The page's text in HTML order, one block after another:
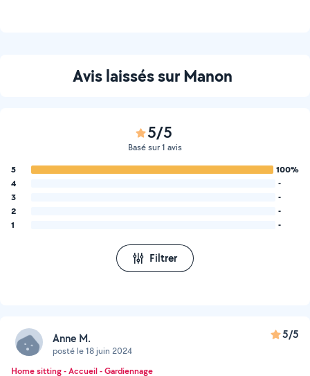
Avis laissés sur Manon
5/5
Basé sur 1 avis
5
100%
4
-
3
-
2
-
1
-
Filtrer
Anne M.
posté le 18 juin 2024
5/5
Home sitting - Accueil - Gardiennage